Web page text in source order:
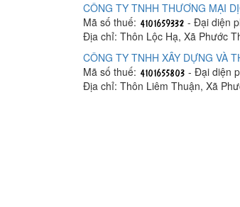
CÔNG TY TNHH THƯƠNG MẠI
Mã số thuế:
- Đại diện
Địa chỉ: Thôn Lộc Hạ, Xã Phước
CÔNG TY TNHH XÂY DỰNG VÀ
Mã số thuế:
- Đại diện
Địa chỉ: Thôn Liêm Thuận, Xã